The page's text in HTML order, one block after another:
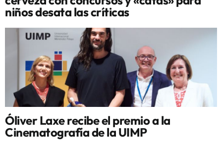
niños desata las críticas
Óliver Laxe recibe el premio a la
Cinematografía de la UIMP